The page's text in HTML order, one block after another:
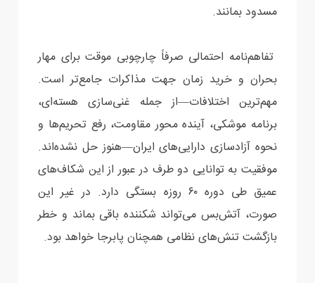
مسدود بمانند.
تفاهم‌نامه احتمالی صرفاً چارچوبی موقت برای مهار
بحران و خرید زمان جهت مذاکرات جامع‌تر است.
مهم‌ترین اختلافات—از جمله غنی‌سازی هسته‌ای،
برنامه موشکی، آینده محور مقاومت، رفع تحریم‌ها و
نحوه آزادسازی دارایی‌های ایران—هنوز حل نشده‌اند.
موفقیت به توانایی دو طرف در عبور از این شکاف‌های
عمیق طی دوره ۶۰ روزه بستگی دارد. در غیر این
صورت، آتش‌بس می‌تواند شکننده باقی بماند و خطر
بازگشت تنش‌های نظامی همچنان پابرجا خواهد بود.